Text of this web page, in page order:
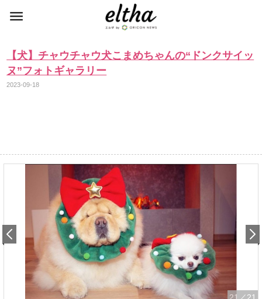
【犬】チャウチャウ犬こまめちゃんの“ドンクサイッ
ヌ”フォトギャラリー
2023-09-18